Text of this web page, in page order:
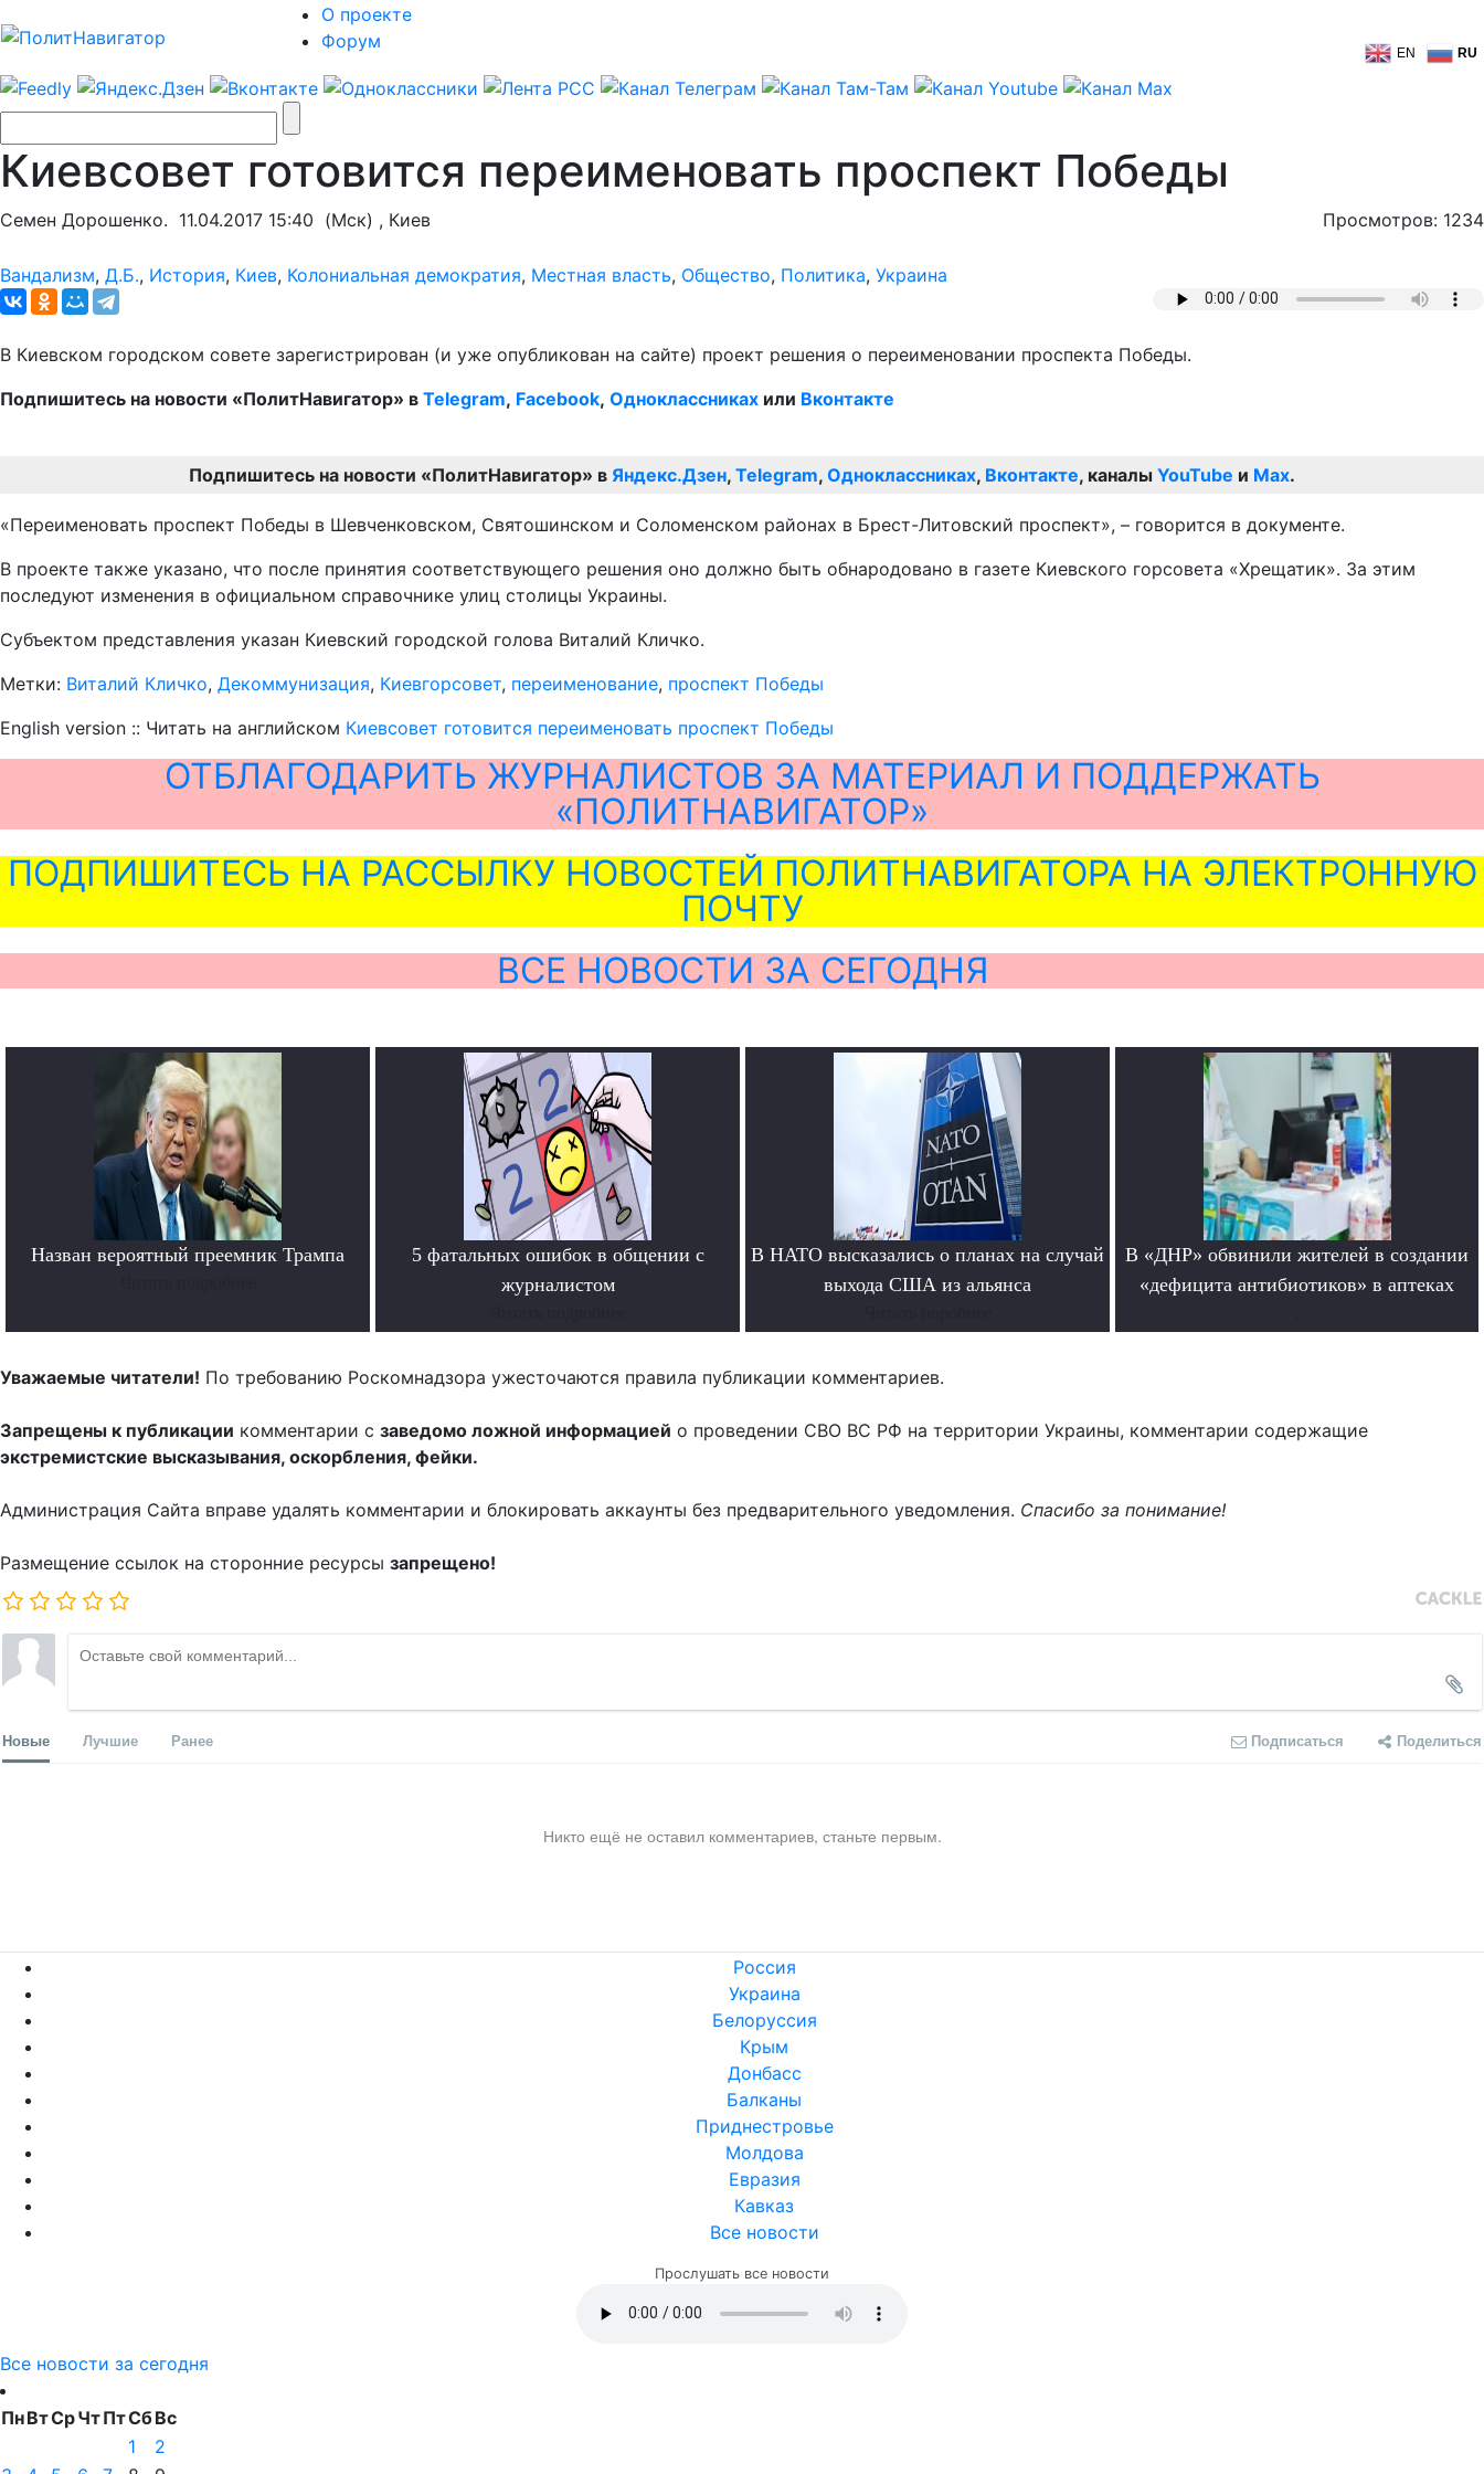
О проекте
Форум
EN RU
Киевсовет готовится переименовать проспект Победы
Семен Дорошенко. 11.04.2017 15:40 (Мск) , Киев Просмотров: 1234
Вандализм, Д.Б., История, Киев, Колониальная демократия, Местная власть, Общество, Политика, Украина
В Киевском городском совете зарегистрирован (и уже опубликован на сайте) проект решения о переименовании проспекта Победы.
Подпишитесь на новости «ПолитНавигатор» в Telegram, Facebook, Одноклассниках или Вконтакте
Подпишитесь на новости «ПолитНавигатор» в Яндекс.Дзен, Telegram, Одноклассниках, Вконтакте, каналы YouTube и Max.
«Переименовать проспект Победы в Шевченковском, Святошинском и Соломенском районах в Брест-Литовский проспект», – говорится в документе.
В проекте также указано, что после принятия соответствующего решения оно должно быть обнародовано в газете Киевского горсовета «Хрещатик». За этим
последуют изменения в официальном справочнике улиц столицы Украины.
Субъектом представления указан Киевский городской голова Виталий Кличко.
Метки: Виталий Кличко, Декоммунизация, Киевгорсовет, переименование, проспект Победы
English version :: Читать на английском Киевсовет готовится переименовать проспект Победы
ОТБЛАГОДАРИТЬ ЖУРНАЛИСТОВ ЗА МАТЕРИАЛ И ПОДДЕРЖАТЬ
«ПОЛИТНАВИГАТОР»
ПОДПИШИТЕСЬ НА РАССЫЛКУ НОВОСТЕЙ ПОЛИТНАВИГАТОРА НА ЭЛЕКТРОННУЮ
ПОЧТУ
ВСЕ НОВОСТИ ЗА СЕГОДНЯ
Назван вероятный преемник Трампа
5 фатальных ошибок в общении с
журналистом
В НАТО высказались о планах на случай
выхода США из альянса
В «ДНР» обвинили жителей в создании
«дефицита антибиотиков» в аптеках
Уважаемые читатели! По требованию Роскомнадзора ужесточаются правила публикации комментариев.
Запрещены к публикации комментарии с заведомо ложной информацией о проведении СВО ВС РФ на территории Украины, комментарии содержащие
экстремистские высказывания, оскорбления, фейки.
Администрация Сайта вправе удалять комментарии и блокировать аккаунты без предварительного уведомления. Спасибо за понимание!
Размещение ссылок на сторонние ресурсы запрещено!
Новые Лучшие Ранее Подписаться Поделиться
Никто ещё не оставил комментариев, станьте первым.
Россия
Украина
Белоруссия
Крым
Донбасс
Балканы
Приднестровье
Молдова
Евразия
Кавказ
Все новости
Прослушать все новости
Все новости за сегодня
ПнВтСрЧтПтСбВс
1
2